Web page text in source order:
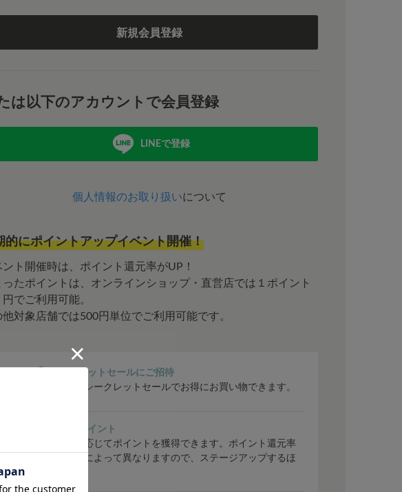
新規会員登録
は以下のアカウントで会員登録
LINEで登録
個人情報のお取り扱いについて
的にポイントアップイベント開催！
ント開催時は、ポイント還元率がUP！
ったポイントは、オンラインショップ・直営店では１ポイント
円でご利用可能。
他対象店舗では500円単位でご利用可能です。
① シークレットセールにご招待
会員限定のシークレットセールでお得にお買い物できます。
② ご購入ポイント
購入金額に応じてポイントを獲得できます。ポイント還元率
はステージによって異なりますので、ステージアップするほ